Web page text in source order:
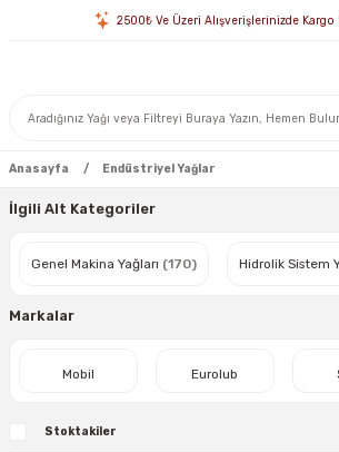
2500₺ Ve Üzeri Alışverişlerinizde Kargo
Anasayfa Endüstriyel Yağlar
İlgili Alt Kategoriler
Genel Makina Yağları (170) Hidrolik Sistem
Markalar
Mobil Eurolub
Stoktakiler